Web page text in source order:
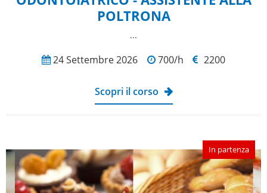
POLTRONA
...
24 Settembre 2026 700/h 2200
Scopri il corso
In partenza